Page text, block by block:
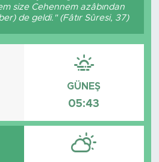
size Cehennem azâbından
de geldi." (Fâtır Sûresi, 37)
GÜNEŞ
05:43